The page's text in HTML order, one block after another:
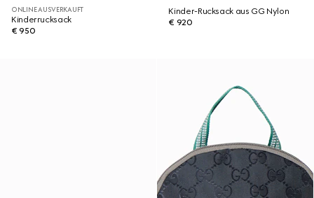
ONLINE AUSVERKAUFT
Kinderrucksack
€ 950
Kinder-Rucksack aus GG Nylon
€ 920